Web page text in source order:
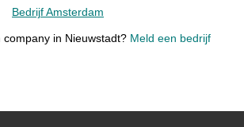
Bedrijf Amsterdam
company in Nieuwstadt? Meld een bedrijf